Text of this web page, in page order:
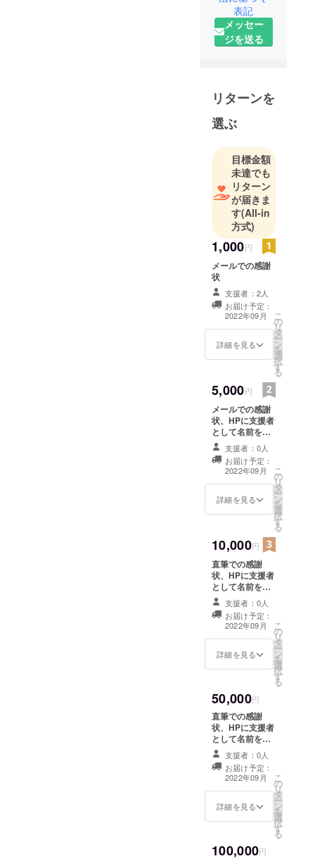
へ取り組む
べく、LINE
による、生
「FRAME
Lab」を展開
していま
す。どうぞ
よろしくお
願いいたし
ます。
表記
メッセー
ジを送る
リターンを
選ぶ
目標金額
未達でも
リターン
が届きま
す(All-in
方式)
1,000円
メールでの感謝
状
支援者：2人
お届け予定：
2022年09月
詳細を見る
こ
の
リ
タ
ー
ン
を
選
択
す
る
5,000円
メールでの感謝
状、HPに支援者
として名前を掲
載(掲載を希望し
ない場合はお申
し付けください)
※期間：サービス
が存続する限り
支援者：0人
お届け予定：
2022年09月
詳細を見る
こ
の
リ
タ
ー
ン
を
選
択
す
る
10,000円
直筆での感謝
状、HPに支援者
として名前を掲
載(掲載を希望し
ない場合はお申
し付けください)
※期間：サービス
が存続する限り
支援者：0人
お届け予定：
2022年09月
詳細を見る
こ
の
リ
タ
ー
ン
を
選
択
す
る
50,000円
直筆での感謝
状、HPに支援者
として名前を掲
載(掲載を希望し
ない場合はお申
し付けくださ
い)、メールによ
る毎月の活動報
告 ※期間：サー
支援者：0人
お届け予定：
2022年09月
詳細を見る
こ
の
リ
タ
ー
ン
を
選
択
す
る
100,000円